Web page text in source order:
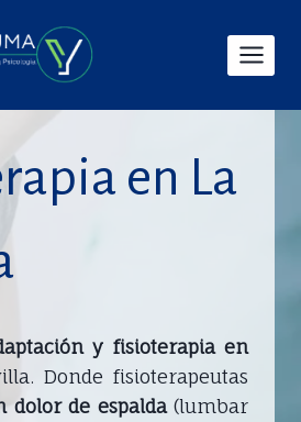
en La
y fisioterapia en
Donde fisioterapeutas
dolor de espalda(lumbar